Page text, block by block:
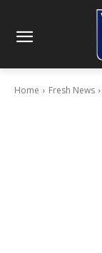
Home Fresh News